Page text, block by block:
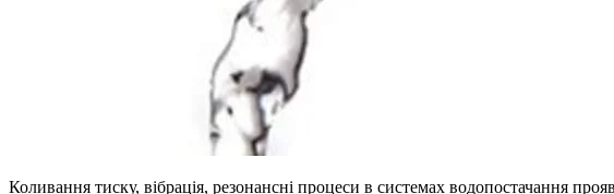
Коливання тиску, вібрація, резонансні процеси в системах водопостачання